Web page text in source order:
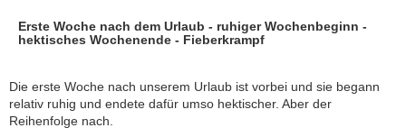
Erste Woche nach dem Urlaub - ruhiger Wochenbeginn -
hektisches Wochenende - Fieberkrampf
Die erste Woche nach unserem Urlaub ist vorbei und sie begann
relativ ruhig und endete dafür umso hektischer. Aber der
Reihenfolge nach.